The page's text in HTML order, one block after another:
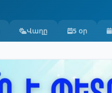
Վաղը 5 օր